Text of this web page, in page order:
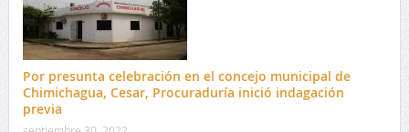
Por presunta celebración en el concejo municipal de
Chimichagua, Cesar, Procuraduría inició indagación
previa